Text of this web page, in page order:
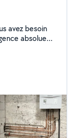
absolue